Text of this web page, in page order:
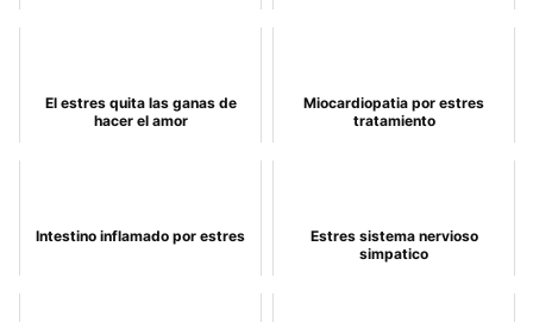
El estres quita las ganas de
hacer el amor
Miocardiopatia por estres
tratamiento
Intestino inflamado por estres
Estres sistema nervioso
simpatico